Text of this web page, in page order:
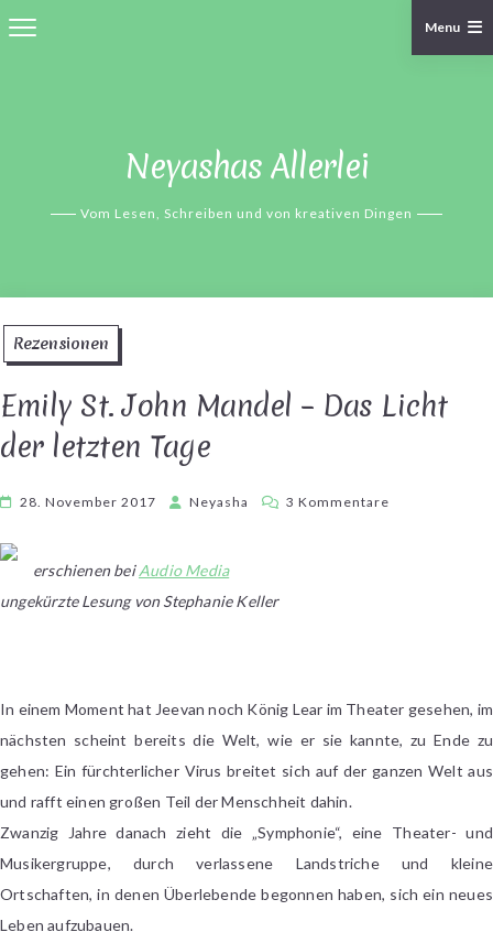
Neyashas Allerlei
Vom Lesen, Schreiben und von kreativen Dingen
Menu
Rezensionen
Emily St. John Mandel – Das Licht
der letzten Tage
28. November 2017 Neyasha 3 Kommentare
der
letzten
erschienen beiAudio Media
ungekürzte Lesung von Stephanie Keller
In einem Moment hat Jeevan noch König Lear im Theater gesehen, im
nächsten scheint bereits die Welt, wie er sie kannte, zu Ende zu
gehen: Ein fürchterlicher Virus breitet sich auf der ganzen Welt aus
und rafft einen großen Teil der Menschheit dahin.
Zwanzig Jahre danach zieht die „Symphonie“, eine Theater- und
Musikergruppe, durch verlassene Landstriche und kleine
Ortschaften, in denen Überlebende begonnen haben, sich ein neues
Leben aufzubauen.